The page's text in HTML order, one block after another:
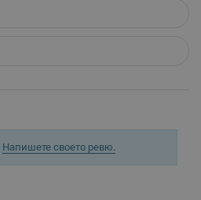
Напишете своето ревю.